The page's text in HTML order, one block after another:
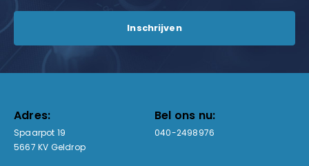
Adres:
Spaarpot 19
5667 KV Geldrop
Bel ons nu:
040-2498976